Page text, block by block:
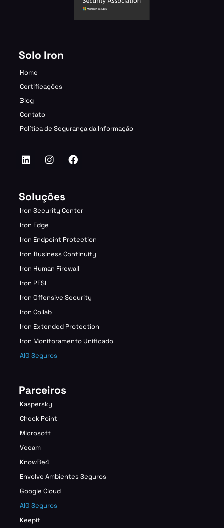
Solo Iron
Home
Certificações
Blog
Contato
Política de Segurança da Informação
Soluções
Iron Security Center
Iron Edge
Iron Endpoint Protection
Iron Business Continuity
Iron Human Firewall
Iron PESI
Iron Offensive Security
Iron Collab
Iron Extended Protection
Iron Monitoramento Unificado
AIG Seguros
Parceiros
Kaspersky
Check Point
Microsoft
Veeam
KnowBe4
Envolve Ambientes Seguros
Google Cloud
AIG Seguros
Keepit